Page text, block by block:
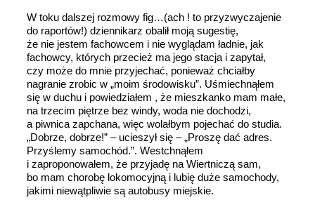
W toku dalszej rozmowy fig…(ach ! to przyzwyczajenie
do raportów!) dziennikarz obalił moją sugestię,
że nie jestem fachowcem i nie wyglądam ładnie, jak
fachowcy, których przecież ma jego stacja i zapytał,
czy może do mnie przyjechać, ponieważ chciałby
nagranie zrobic w „moim środowisku”. Uśmiechnąłem
się w duchu i powiedziałem , że mieszkanko mam małe,
na trzecim piętrze bez windy, woda nie dochodzi,
a piwnica zapchana, więc wolałbym pojechać do studia.
„Dobrze, dobrze!” – ucieszył się – „Proszę dać adres.
Przyślemy samochód.”. Westchnąłem
i zaproponowałem, że przyjadę na Wiertniczą sam,
bo mam chorobę lokomocyjną i lubię duże samochody,
jakimi niewątpliwie są autobusy miejskie.